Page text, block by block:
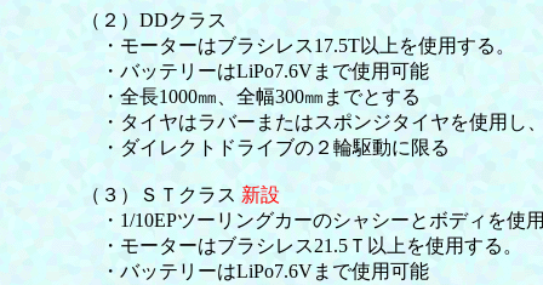
（２）DDクラス
・モーターはブラシレス17.5T以上を使用する。
・バッテリーはLiPo7.6Vまで使用可能
・全長1000㎜、全幅300㎜までとする
・タイヤはラバーまたはスポンジタイヤを使用し
・ダイレクトドライブの２輪駆動に限る
（３）ＳＴクラス 新設
・1/10EPツーリングカーのシャシーとボディを使
・モーターはブラシレス21.5Ｔ以上を使用する。
・バッテリーはLiPo7.6Vまで使用可能